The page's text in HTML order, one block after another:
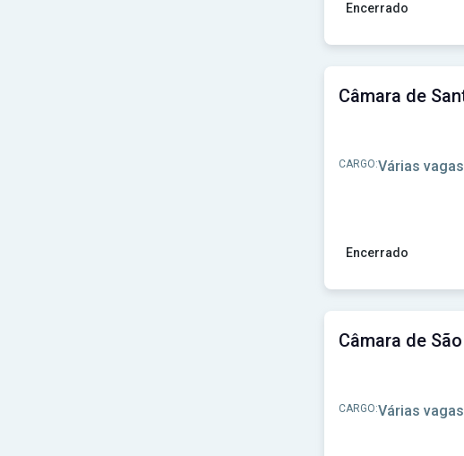
Encerrado
Encerrado
CARGO:Várias vagas
CARGO:Várias vagas